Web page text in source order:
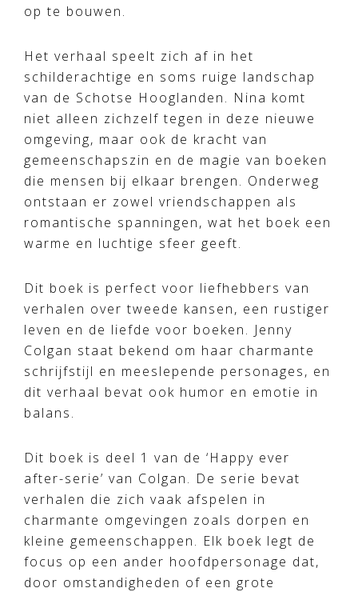
op te bouwen.
Het verhaal speelt zich af in het
schilderachtige en soms ruige landschap
van de Schotse Hooglanden. Nina komt
niet alleen zichzelf tegen in deze nieuwe
omgeving, maar ook de kracht van
gemeenschapszin en de magie van boeken
die mensen bij elkaar brengen. Onderweg
ontstaan er zowel vriendschappen als
romantische spanningen, wat het boek een
warme en luchtige sfeer geeft.
Dit boek is perfect voor liefhebbers van
verhalen over tweede kansen, een rustiger
leven en de liefde voor boeken. Jenny
Colgan staat bekend om haar charmante
schrijfstijl en meeslepende personages, en
dit verhaal bevat ook humor en emotie in
balans​.
Dit boek is deel 1 van de ‘Happy ever
after-serie’ van Colgan. De serie bevat
verhalen die zich vaak afspelen in
charmante omgevingen zoals dorpen en
kleine gemeenschappen. Elk boek legt de
focus op een ander hoofdpersonage dat,
door omstandigheden of een grote